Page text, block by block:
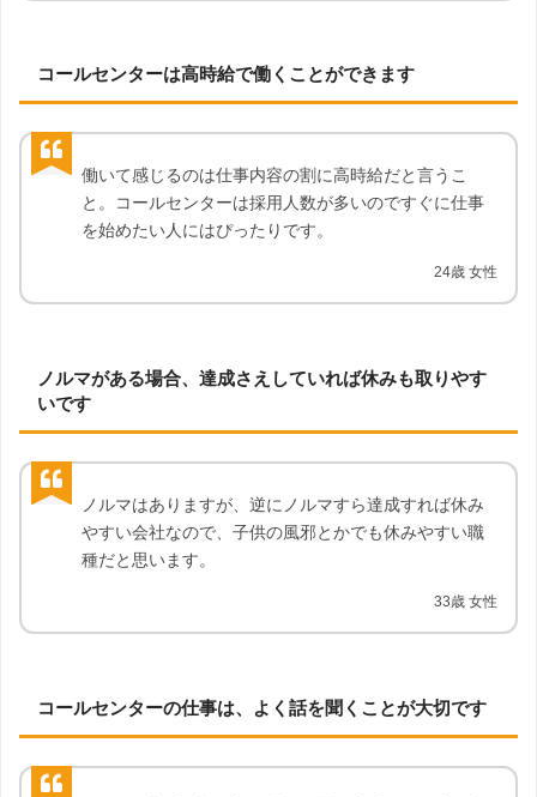
コールセンターは高時給で働くことができます
働いて感じるのは仕事内容の割に高時給だと言うこ
と。コールセンターは採用人数が多いのですぐに仕事
を始めたい人にはぴったりです。
24歳 女性
ノルマがある場合、達成さえしていれば休みも取りやす
いです
ノルマはありますが、逆にノルマすら達成すれば休み
やすい会社なので、子供の風邪とかでも休みやすい職
種だと思います。
33歳 女性
コールセンターの仕事は、よく話を聞くことが大切です